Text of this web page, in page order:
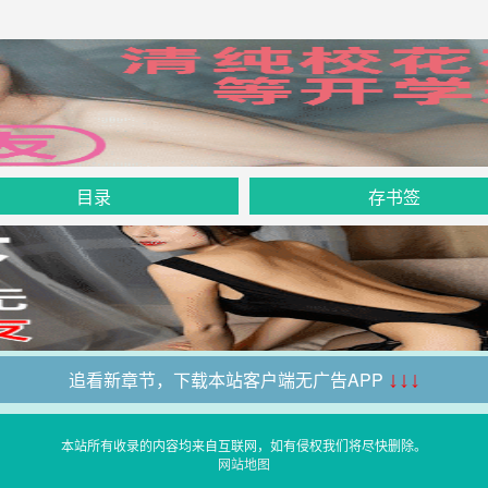
目录 存书签
追看新章节，下载本站客户端无广告APP ↓↓↓
本站所有收录的内容均来自互联网，如有侵权我们将尽快删除。
网站地图